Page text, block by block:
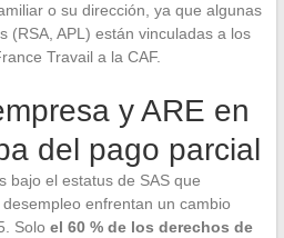
o su dirección, ya que algunas
(RSA, APL) están vinculadas a los
Travail a la CAF.
y ARE en
del pago parcial
bajo el estatus de SAS que
enfrentan un cambio
Solo el 60 % de los derechos de